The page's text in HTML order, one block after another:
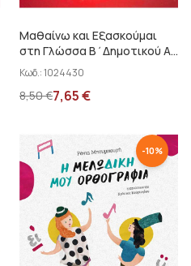
Μαθαίνω και Εξασκούμαι
στη Γλώσσα Β΄Δημοτικού Α΄
τεύχος Γκότση Γ. - ...
Κωδ.:1024430
8,50€7,65€
-10%